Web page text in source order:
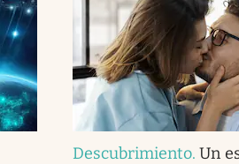
Descubrimiento.Un